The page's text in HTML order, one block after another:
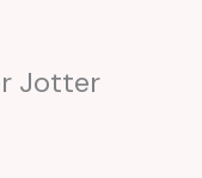
Jotter